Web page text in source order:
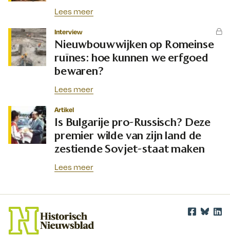
Lees meer
Interview
Nieuwbouwwijken op Romeinse
ruïnes: hoe kunnen we erfgoed
bewaren?
Lees meer
Artikel
Is Bulgarije pro-Russisch? Deze
premier wilde van zijn land de
zestiende Sovjet-staat maken
Lees meer